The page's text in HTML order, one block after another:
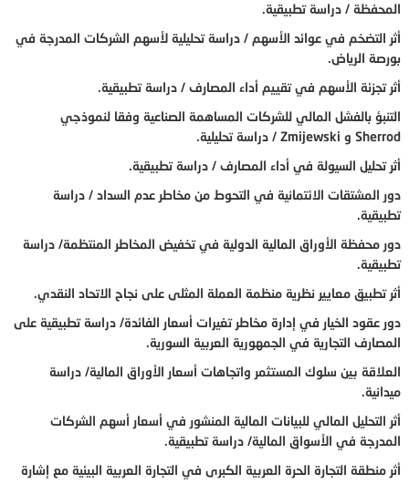
المحفظة / دراسة تطبيقية.
أثر التضخم في عوائد الأسهم / دراسة تحليلية لأسهم الشركات المدرجة في
بورصة الرياض.
أثر تجزئة الأسهم في تقييم أداء المصارف / دراسة تطبيقية.
التنبؤ بالفشل المالي للشركات المساهمة الصناعية وفقا لنموذجي
Sherrod و Zmijewski / دراسة تحليلية.
أثر تحليل السيولة في أداء المصارف / دراسة تطبيقية.
دور المشتقات الائتمانية في التحوط من مخاطر عدم السداد / دراسة
تطبيقية.
دور محفظة الأوراق المالية الدولية في تخفيض المخاطر المنتظمة/ دراسة
تطبيقية.
أثر تطبيق معايير نظرية منظمة العملة المثلى على نجاح الاتحاد النقدي.
دور عقود الخيار في إدارة مخاطر تغيرات أسعار الفائدة/ دراسة تطبيقية على
المصارف التجارية في الجمهورية العربية السورية.
العلاقة بين سلوك المستثمر واتجاهات أسعار الأوراق المالية/ دراسة
ميدانية.
أثر التحليل المالي للبيانات المالية المنشور في أسعار أسهم الشركات
المدرجة في الأسواق المالية/ دراسة تطبيقية.
أثر منطقة التجارة الحرة العربية الكبرى في التجارة العربية البيئية مع إشارة